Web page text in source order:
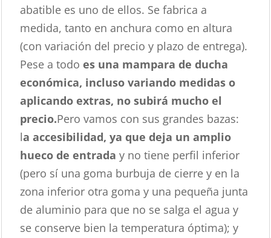
abatible es uno de ellos. Se fabrica a
medida, tanto en anchura como en altura
(con variación del precio y plazo de entrega).
Pese a todo es una mampara de ducha
económica, incluso variando medidas o
aplicando extras, no subirá mucho el
precio.Pero vamos con sus grandes bazas:
la accesibilidad, ya que deja un amplio
hueco de entrada y no tiene perfil inferior
(pero sí una goma burbuja de cierre y en la
zona inferior otra goma y una pequeña junta
de aluminio para que no se salga el agua y
se conserve bien la temperatura óptima); y